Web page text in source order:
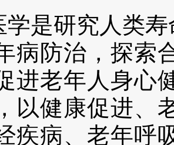
学是研究人类
病防治，探索
进老年人身心
以健康促进、
疾病、老年呼